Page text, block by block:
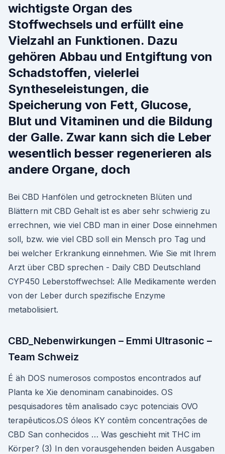
wichtigste Organ des
Stoffwechsels und erfüllt eine
Vielzahl an Funktionen. Dazu
gehören Abbau und Entgiftung von
Schadstoffen, vielerlei
Syntheseleistungen, die
Speicherung von Fett, Glucose,
Blut und Vitaminen und die Bildung
der Galle. Zwar kann sich die Leber
wesentlich besser regenerieren als
andere Organe, doch
Bei CBD Hanfölen und getrockneten Blüten und
Blättern mit CBD Gehalt ist es aber sehr schwierig zu
errechnen, wie viel CBD man in einer Dose einnehmen
soll, bzw. wie viel CBD soll ein Mensch pro Tag und
bei welcher Erkrankung einnehmen. Wie Sie mit Ihrem
Arzt über CBD sprechen - Daily CBD Deutschland
CYP450 Leberstoffwechsel: Alle Medikamente werden
von der Leber durch spezifische Enzyme
metabolisiert.
CBD_Nebenwirkungen – Emmi Ultrasonic –
Team Schweiz
É äh DOS numerosos compostos encontrados auf
Planta ke Xie denominam canabinoides. OS
pesquisadores têm analisado сэус potenciais OVO
terapêuticos.OS óleos KY contêm concentrações de
CBD San conhecidos … Was geschieht mit THC im
Körper? (3) In den vorausgehenden beiden Ausgaben